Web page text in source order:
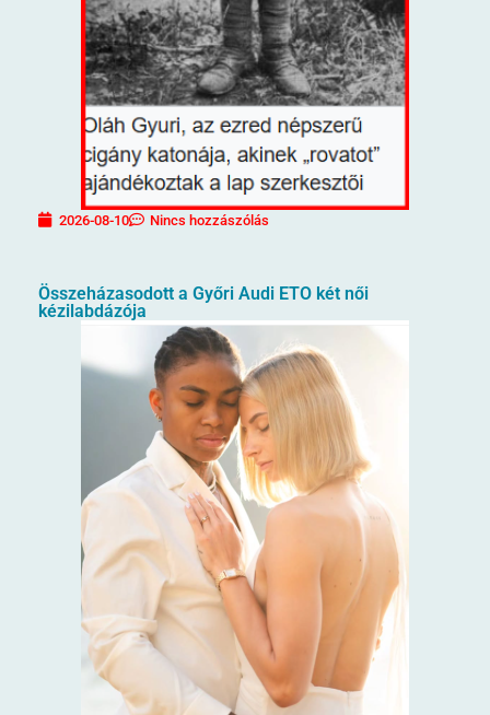
2026-08-10 Nincs hozzászólás
Összeházasodott a Győri Audi ETO két női
kézilabdázója